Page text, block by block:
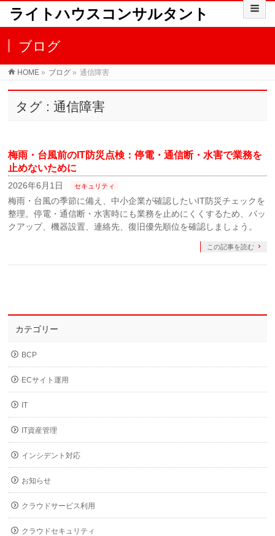
ライトハウスコンサルタント
ブログ
HOME » ブログ » 通信障害
タグ : 通信障害
梅雨・台風前のIT防災点検：停電・通信断・水害で業務を
止めないために
2026年6月1日 セキュリティ
梅雨・台風の季節に備え、中小企業が確認したいIT防災チェックを
整理。停電・通信断・水害時にも業務を止めにくくするため、バッ
クアップ、機器設置、連絡先、復旧優先順位を確認しましょう。
この記事を読む
カテゴリー
BCP
ECサイト運用
IT
IT資産管理
インシデント対応
お知らせ
クラウドサービス利用
クラウドセキュリティ